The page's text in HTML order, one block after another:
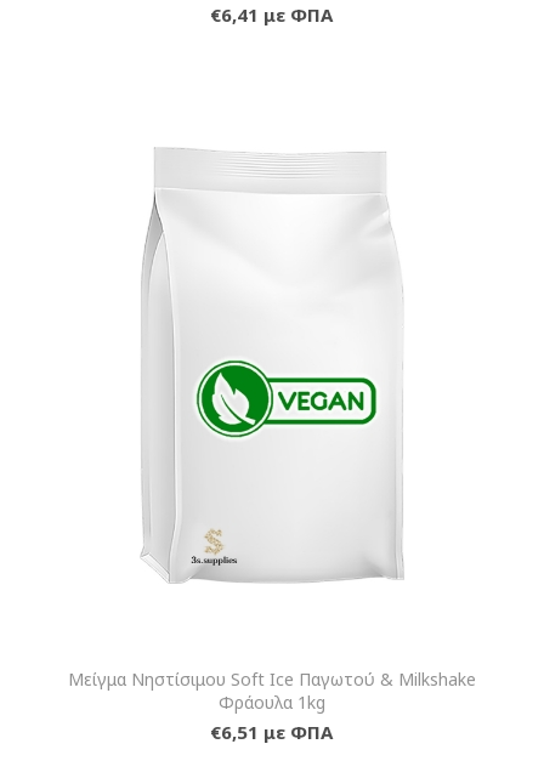
€6,41 με ΦΠΑ
Μείγμα Νηστίσιμου Soft Ice Παγωτού & Milkshake
Φράουλα 1kg
€6,51 με ΦΠΑ